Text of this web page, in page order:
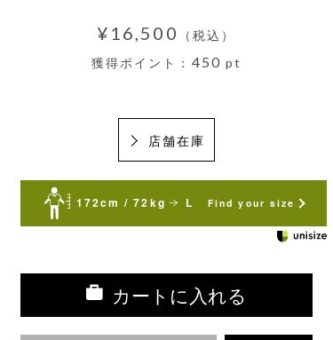
¥16,500
（税込）
獲得ポイント： 450 pt
店舗在庫
172cm / 72kg L Find your size
カートに入れる